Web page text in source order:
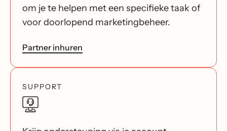
om je te helpen met een specifieke taak of
voor doorlopend marketingbeheer.
Partner inhuren
SUPPORT